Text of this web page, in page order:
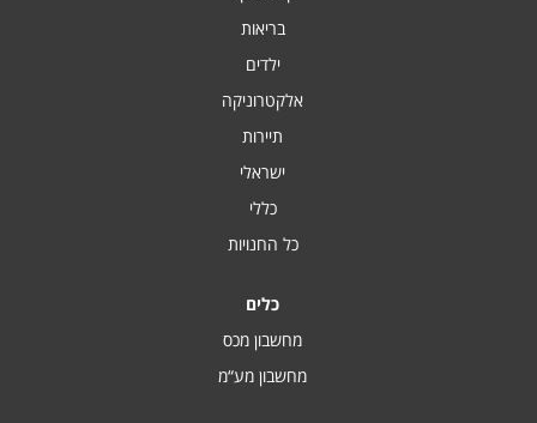
בריאות
ילדים
אלקטרוניקה
תיירות
ישראלי
כללי
כל החנויות
כלים
מחשבון מכס
מחשבון מע“מ